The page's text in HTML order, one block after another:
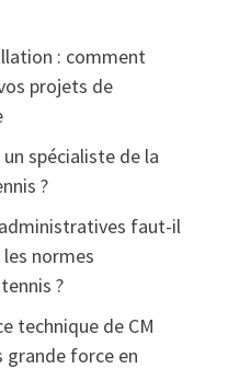
: comment
projets de
spécialiste de la
?
faut-il
normes
?
technique de CM
grande force en